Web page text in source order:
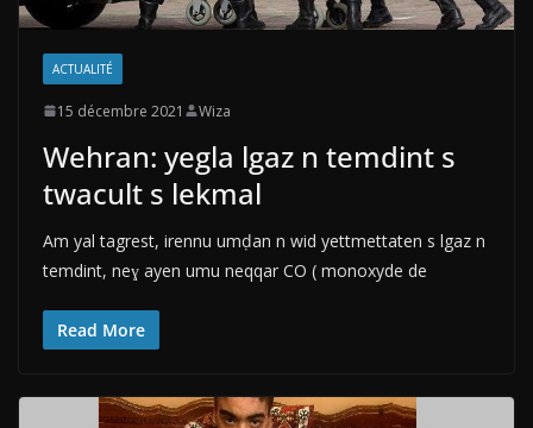
ACTUALITÉ
15 décembre 2021 Wiza
Wehran: yegla lgaz n temdint s
twacult s lekmal
Am yal tagrest, irennu umḍan n wid yettmettaten s lgaz n
temdint, neɣ ayen umu neqqar CO ( monoxyde de
Read More